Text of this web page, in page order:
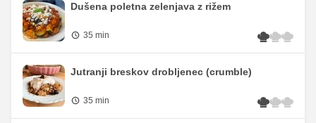
Dušena poletna zelenjava z rižem
35 min
Jutranji breskov drobljenec (crumble)
35 min